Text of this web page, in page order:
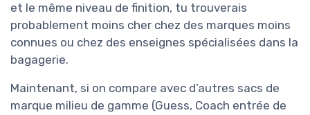
et le même niveau de finition, tu trouverais
probablement moins cher chez des marques moins
connues ou chez des enseignes spécialisées dans la
bagagerie.
Maintenant, si on compare avec d’autres sacs de
marque milieu de gamme (Guess, Coach entrée de